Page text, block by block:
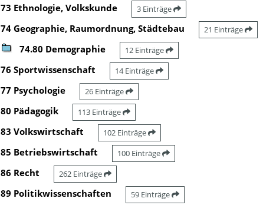
73 Ethnologie, Volkskunde 3 Einträge
74 Geographie, Raumordnung, Städtebau 21 Einträge
74.80 Demographie 12 Einträge
76 Sportwissenschaft 14 Einträge
77 Psychologie 26 Einträge
80 Pädagogik 113 Einträge
83 Volkswirtschaft 102 Einträge
85 Betriebswirtschaft 100 Einträge
86 Recht 262 Einträge
89 Politikwissenschaften 59 Einträge